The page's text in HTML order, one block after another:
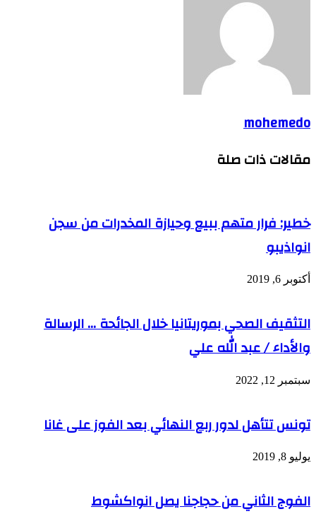
mohemedo
مقالات ذات صلة
خطير: فرار متهم ببيع وحيازة المخدرات من سجن
انواذيبو
أكتوبر 6, 2019
التثقيف الصحي بموريتانيا خلال الجائحة … الرسالة
والأداء / عبد الله علي
سبتمبر 12, 2022
تونس تتأهل لدور ربع النهائي بعد الفوز على غانا
يوليو 8, 2019
الفوج الثاني من حجاجنا يصل انواكشوط